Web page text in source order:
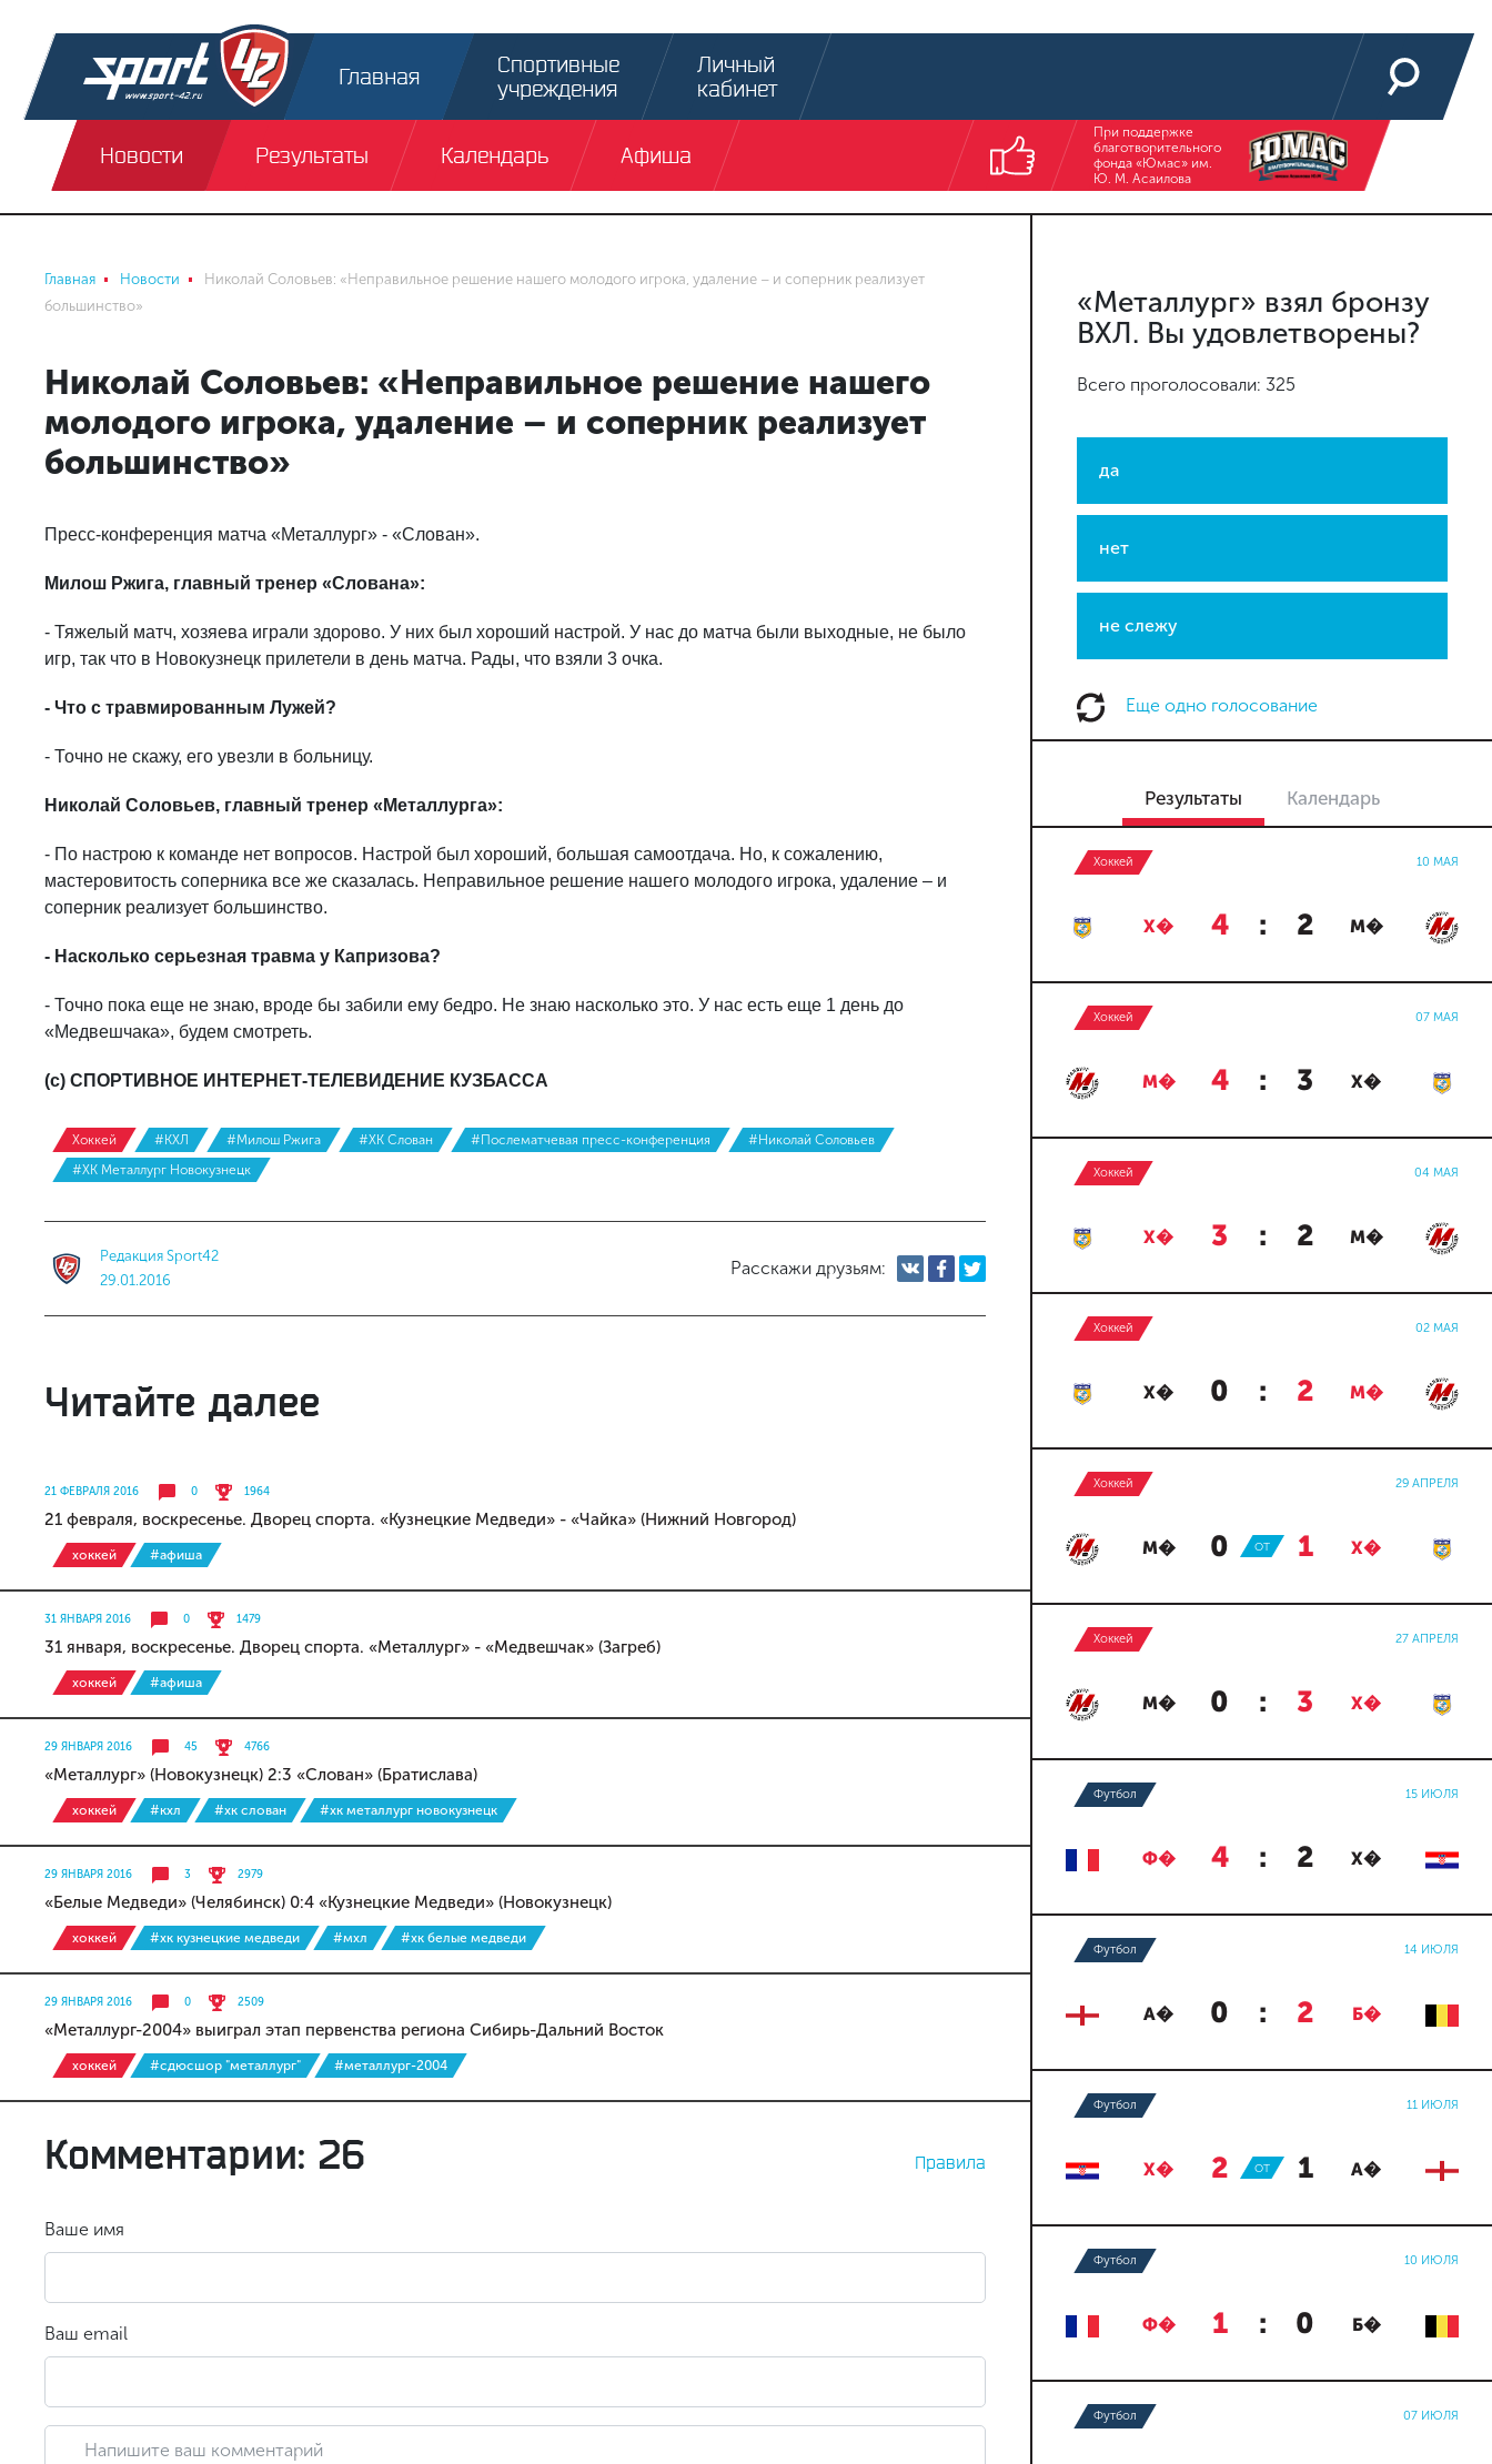
Главная
Спортивные
учреждения
Личный
кабинет
Новости Результаты Календарь Афиша
При поддержке
благотворительного
фонда «Юмас» им.
Ю. М. Асаилова
Главная Новости
Николай Соловьев: «Неправильное решение нашего молодого игрока, удаление – и соперник реализует
большинство»
Николай Соловьев: «Неправильное решение нашего
молодого игрока, удаление – и соперник реализует
большинство»
Пресс-конференция матча «Металлург» - «Слован».
Милош Ржига, главный тренер «Слована»:
- Тяжелый матч, хозяева играли здорово. У них был хороший настрой. У нас до матча были выходные, не было
игр, так что в Новокузнецк прилетели в день матча. Рады, что взяли 3 очка.
- Что с травмированным Лужей?
- Точно не скажу, его увезли в больницу.
Николай Соловьев, главный тренер «Металлурга»:
- По настрою к команде нет вопросов. Настрой был хороший, большая самоотдача. Но, к сожалению,
мастеровитость соперника все же сказалась. Неправильное решение нашего молодого игрока, удаление – и
соперник реализует большинство.
- Насколько серьезная травма у Капризова?
- Точно пока еще не знаю, вроде бы забили ему бедро. Не знаю насколько это. У нас есть еще 1 день до
«Медвешчака», будем смотреть.
(с) СПОРТИВНОЕ ИНТЕРНЕТ-ТЕЛЕВИДЕНИЕ КУЗБАССА
Хоккей #КХЛ #Милош Ржига #ХК Слован #Послематчевая пресс-конференция
#Николай Соловьев
#ХК Металлург Новокузнецк
Редакция Sport42
29.01.2016
Расскажи друзьям:
Читайте далее
21 ФЕВРАЛЯ 2016 0 1964
21 февраля, воскресенье. Дворец спорта. «Кузнецкие Медведи» - «Чайка» (Нижний Новгород)
хоккей #афиша
31 ЯНВАРЯ 2016 0 1479
31 января, воскресенье. Дворец спорта. «Металлург» - «Медвешчак» (Загреб)
хоккей #афиша
29 ЯНВАРЯ 2016 45 4766
«Металлург» (Новокузнецк) 2:3 «Слован» (Братислава)
хоккей #кхл #хк слован #хк металлург новокузнецк
29 ЯНВАРЯ 2016 3 2979
«Белые Медведи» (Челябинск) 0:4 «Кузнецкие Медведи» (Новокузнецк)
хоккей #хк кузнецкие медведи #мхл #хк белые медведи
29 ЯНВАРЯ 2016 0 2509
«Металлург-2004» выиграл этап первенства региона Сибирь-Дальний Восток
хоккей #сдюсшор "металлург" #металлург-2004
Комментарии: 26 Правила
Ваше имя
Ваш email
«Металлург» взял бронзу
ВХЛ. Вы удовлетворены?
Всего проголосовали: 325
да
нет
не слежу
Еще одно голосование
Результаты Календарь
Хоккей 10 МАЯ
Х� 4 : 2 М�
Хоккей 07 МАЯ
М� 4 : 3 Х�
Хоккей 04 МАЯ
Х� 3 : 2 М�
Хоккей 02 МАЯ
Х� 0 : 2 М�
Хоккей 29 АПРЕЛЯ
М� 0 : 1 Х�
ОТ
Хоккей 27 АПРЕЛЯ
М� 0 : 3 Х�
Футбол 15 ИЮЛЯ
Ф� 4 : 2 Х�
Футбол 14 ИЮЛЯ
А� 0 : 2 Б�
Футбол 11 ИЮЛЯ
Х� 2 : 1 А�
ОТ
Футбол 10 ИЮЛЯ
Ф� 1 : 0 Б�
Футбол 07 ИЮЛЯ